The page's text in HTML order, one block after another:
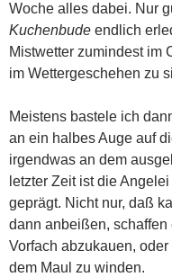
Woche alles dabei. Nur
Kuchenbude endlich
Mistwetter zumindest im
im Wettergeschehen zu
Meistens bastele ich
an ein halbes Auge auf
irgendwas an dem
letzter Zeit ist die
geprägt. Nicht nur, daß
dann anbeißen,
Vorfach abzukauen,
dem Maul zu winden.